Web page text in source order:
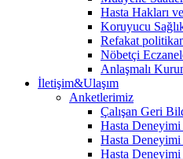
Hasta Hakları
Koruyucu
Refakat
Nöbetçi
Anlaşmalı
İletişim&Ulaşım
Anketlerimiz
Çalışan Geri
Hasta Deneyimi
Hasta
Hasta